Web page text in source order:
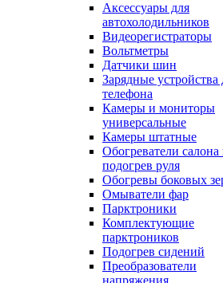
Аксессуары для
автохолодильников
Видеорегистраторы
Вольтметры
Датчики шин
Зарядные устройства
телефона
Камеры и мониторы
универсальные
Камеры штатные
Обогреватели салона
подогрев руля
Обогревы боковых
Омыватели фар
Парктроники
Комплектующие
парктроников
Подогрев сидений
Преобразователи
напряжения